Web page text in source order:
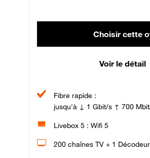
Choisir cette
Voir le détail
Fibre rapide :
jusqu'à ↓ 1 Gbit/s ↑ 700
Livebox 5 : Wifi 5
200 chaînes TV + 1